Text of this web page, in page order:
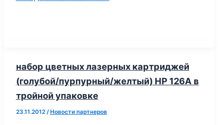
набор цветных лазерных картриджей
(голубой/пурпурный/желтый) НР 126А в
тройной упаковке
23.11.2012 /Новости партнеров